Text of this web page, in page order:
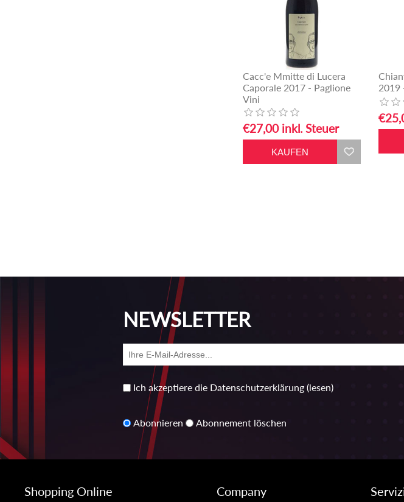
Cacc'e Mmitte di Lucera
Caporale 2017 - Paglione
Vini
€27,00 inkl. Steuer
2019
NEWSLETTER
Ich akzeptiere die Datenschutzerklärung (lesen)
Abonnieren Abonnement löschen
Shopping Online Company